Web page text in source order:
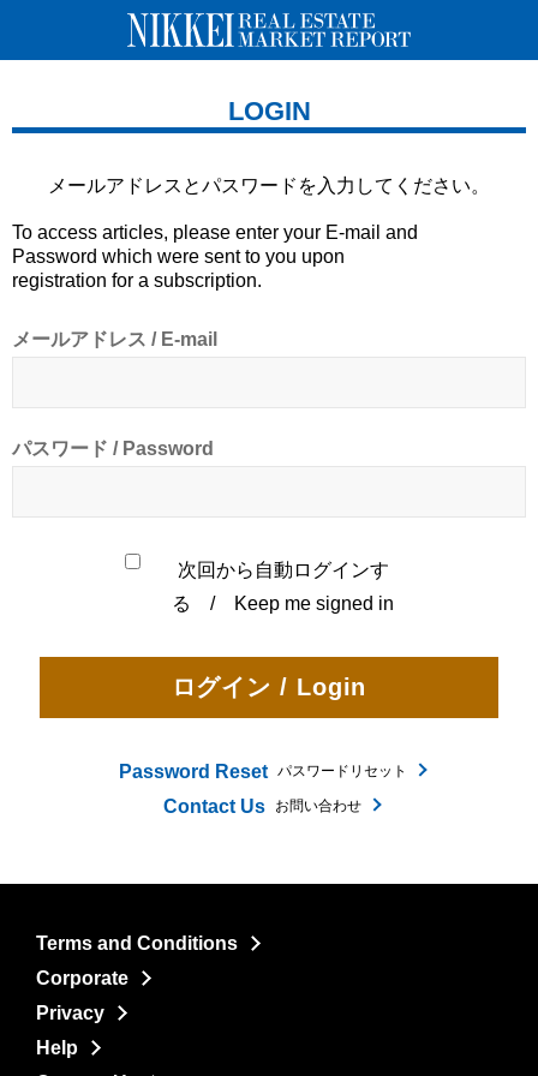
LOGIN
メールアドレスとパスワードを 入力してください。
To access articles, please enter your E-mail and
Password which were sent to you upon
registration for a subscription.
メールアドレス / E-mail
パスワード / Password
次回から自動ログインす
る / Keep me signed in
Password Reset パスワードリセット
Contact Us お問い合わせ
Terms and Conditions
Corporate
Privacy
Help